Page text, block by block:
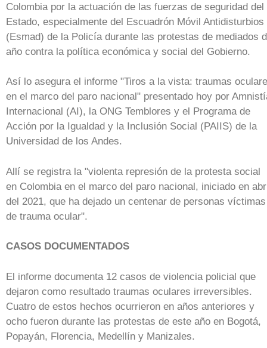
Colombia por la actuación de las fuerzas de seguridad del
Estado, especialmente del Escuadrón Móvil Antidisturbios
(Esmad) de la Policía durante las protestas de mediados
año contra la política económica y social del Gobierno.
Así lo asegura el informe "Tiros a la vista: traumas
en el marco del paro nacional" presentado hoy por
Internacional (AI), la ONG Temblores y el Programa de
Acción por la Igualdad y la Inclusión Social (PAIIS) de la
Universidad de los Andes.
Allí se registra la "violenta represión de la protesta social
en Colombia en el marco del paro nacional, iniciado en
del 2021, que ha dejado un centenar de personas víctimas
de trauma ocular".
CASOS DOCUMENTADOS
El informe documenta 12 casos de violencia policial que
dejaron como resultado traumas oculares irreversibles.
Cuatro de estos hechos ocurrieron en años anteriores y
ocho fueron durante las protestas de este año en Bogotá,
Popayán, Florencia, Medellín y Manizales.